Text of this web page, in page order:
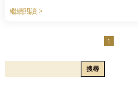
繼續閱讀 >
1
搜尋